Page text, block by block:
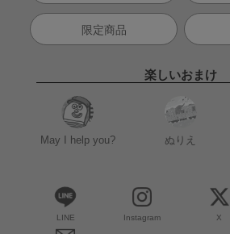
限定商品
楽しいおまけ
May I help you? ぬりえ
LINE Instagram X